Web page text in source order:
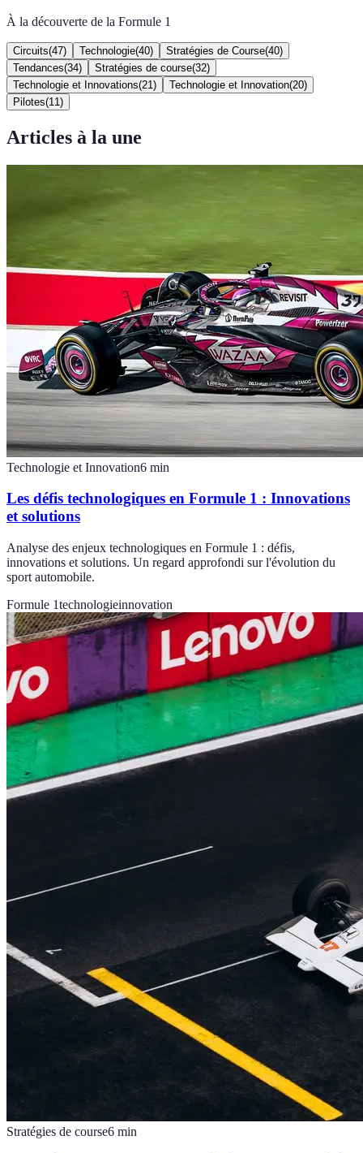
À la découverte de la Formule 1
Circuits(47) Technologie(40) Stratégies de Course(40)
Tendances(34) Stratégies de course(32)
Technologie et Innovations(21 ) Technologie et Innovation(20)
Pilotes(11 )
Articles à la une
Technologie et Innovation6 min
Les défis technologiques en Formule 1 : Innovations
et solutions
Analyse des enjeux technologiques en Formule 1 : défis,
innovations et solutions. Un regard approfondi sur l'évolution du
sport automobile.
Formule 1technologieinnovation
Stratégies de course6 min